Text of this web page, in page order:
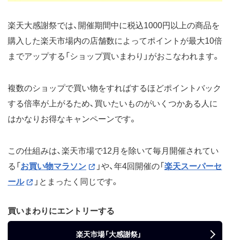
楽天大感謝祭では、開催期間中に税込1000円以上の商品を
購入した楽天市場内の店舗数によってポイントが最大10倍
までアップする「ショップ買いまわり」がおこなわれます。
複数のショップで買い物をすればするほどポイントバック
する倍率が上がるため、買いたいものがいくつかある人に
はかなりお得なキャンペーンです。
この仕組みは、楽天市場で12月を除いて毎月開催されてい
る「 お買い物マラソン 」や、年4回開催の「楽天スーパーセ
ール
」とまったく同じです。
買いまわりにエントリーする
楽天市場「大感謝祭」